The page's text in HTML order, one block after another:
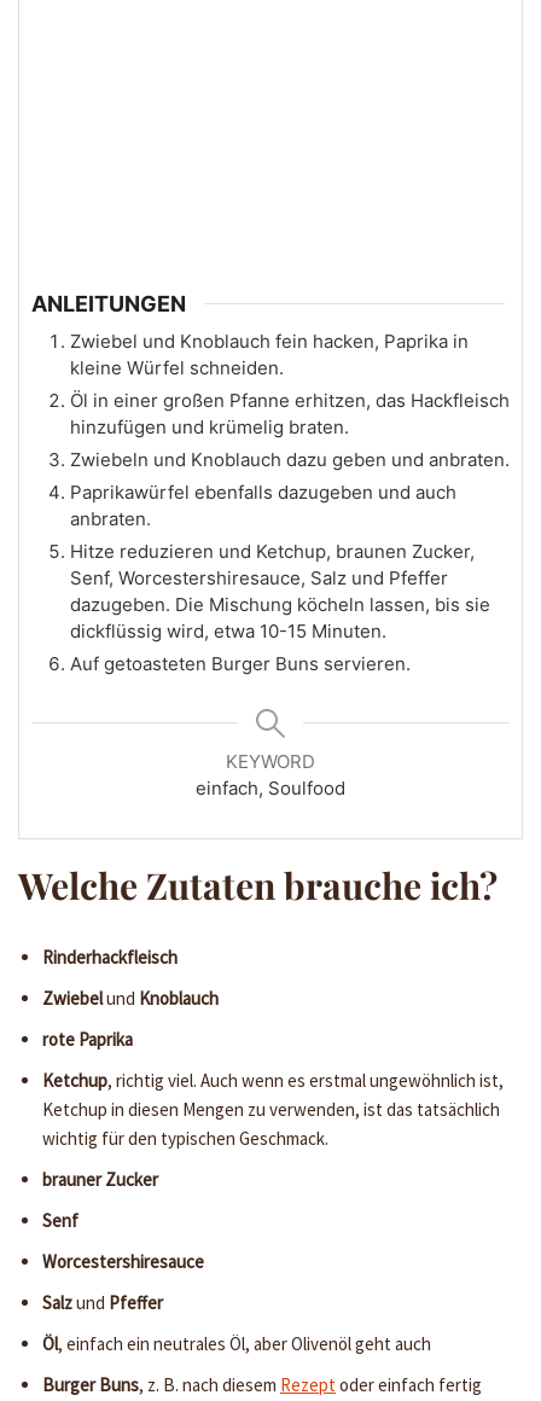
ANLEITUNGEN
Zwiebel und Knoblauch fein hacken, Paprika in
kleine Würfel schneiden.
Öl in einer großen Pfanne erhitzen, das Hackfleisch
hinzufügen und krümelig braten.
Zwiebeln und Knoblauch dazu geben und anbraten.
Paprikawürfel ebenfalls dazugeben und auch
anbraten.
Hitze reduzieren und Ketchup, braunen Zucker,
Senf, Worcestershiresauce, Salz und Pfeffer
dazugeben. Die Mischung köcheln lassen, bis sie
dickflüssig wird, etwa 10-15 Minuten.
Auf getoasteten Burger Buns servieren.
KEYWORD
einfach, Soulfood
Welche Zutaten brauche ich?
Rinderhackfleisch
Zwiebelund Knoblauch
rote Paprika
Ketchup, richtig viel. Auch wenn es erstmal ungewöhnlich ist,
Ketchup in diesen Mengen zu verwenden, ist das tatsächlich
wichtig für den typischen Geschmack.
brauner Zucker
Senf
Worcestershiresauce
Salzund Pfeffer
Öl, einfach ein neutrales Öl, aber Olivenöl geht auch
Burger Buns, z. B. nach diesem Rezeptoder einfach fertig